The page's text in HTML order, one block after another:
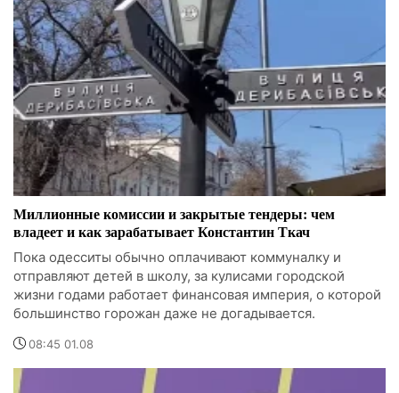
Миллионные комиссии и закрытые тендеры: чем
владеет и как зарабатывает Константин Ткач
Пока одесситы обычно оплачивают коммуналку и
отправляют детей в школу, за кулисами городской
жизни годами работает финансовая империя, о которой
большинство горожан даже не догадывается.
08:45 01.08